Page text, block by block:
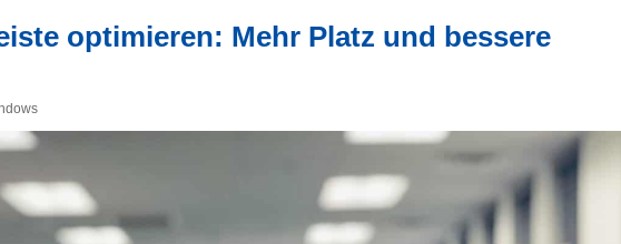
optimieren: Mehr Platz und bessere